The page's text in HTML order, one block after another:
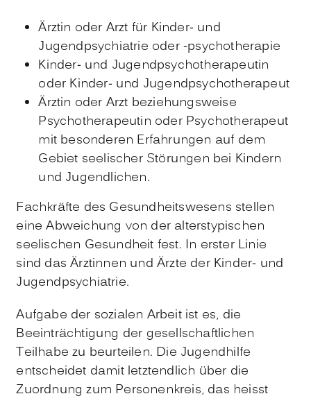
Ärztin oder Arzt für Kinder- und
Jugendpsychiatrie oder -psychotherapie
Kinder- und Jugendpsychotherapeutin
oder Kinder- und Jugendpsychotherapeut
Ärztin oder Arzt beziehungsweise
Psychotherapeutin oder Psychotherapeut
mit besonderen Erfahrungen auf dem
Gebiet seelischer Störungen bei Kindern
und Jugendlichen.
Fachkräfte des Gesundheitswesens stellen
eine Abweichung von der alterstypischen
seelischen Gesundheit fest. In erster Linie
sind das Ärztinnen und Ärzte der Kinder- und
Jugendpsychiatrie.
Aufgabe der sozialen Arbeit ist es, die
Beeinträchtigung der gesellschaftlichen
Teilhabe zu beurteilen. Die Jugendhilfe
entscheidet damit letztendlich über die
Zuordnung zum Personenkreis, das heisst